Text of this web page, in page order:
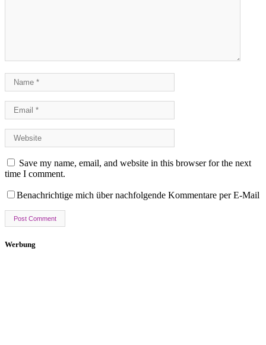
Save my name, email, and website in this browser for the next
time I comment.
Benachrichtige mich über nachfolgende Kommentare per E-Mail
Werbung